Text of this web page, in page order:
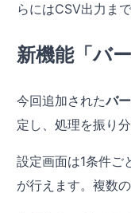
らにはCSV出力ま
新機能「バ
今回追加されたバ
定し、処理を振り
設定画面は1条件ご
が行えます。複数